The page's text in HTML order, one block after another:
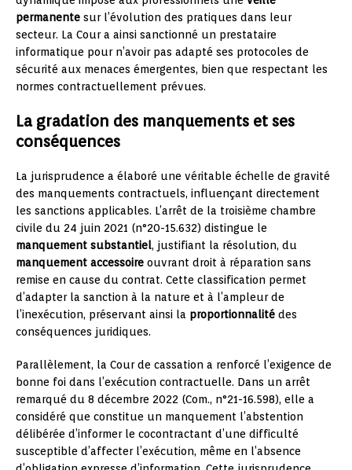
permanente sur l’évolution des pratiques dans leur
secteur. La Cour a ainsi sanctionné un prestataire
informatique pour n’avoir pas adapté ses protocoles de
sécurité aux menaces émergentes, bien que respectant les
normes contractuellement prévues.
La gradation des manquements et ses
conséquences
La jurisprudence a élaboré une véritable échelle de gravité
des manquements contractuels, influençant directement
les sanctions applicables. L’arrêt de la troisième chambre
civile du 24 juin 2021 (n°20-15.632) distingue le
manquement substantiel, justifiant la résolution, du
manquement accessoire ouvrant droit à réparation sans
remise en cause du contrat. Cette classification permet
d’adapter la sanction à la nature et à l’ampleur de
l’inexécution, préservant ainsi la proportionnalité des
conséquences juridiques.
Parallèlement, la Cour de cassation a renforcé l’exigence de
bonne foi dans l’exécution contractuelle. Dans un arrêt
remarqué du 8 décembre 2022 (Com., n°21-16.598), elle a
considéré que constitue un manquement l’abstention
délibérée d’informer le cocontractant d’une difficulté
susceptible d’affecter l’exécution, même en l’absence